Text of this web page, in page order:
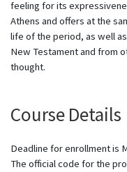
feeling for its
Athens and offers at the
life of the period, as well
New Testament and from
thought.
Course Details
Deadline for enrollment is
The official code for the